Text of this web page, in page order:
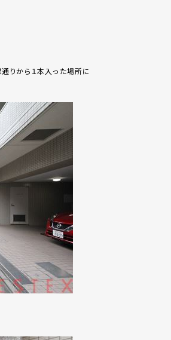
りから１本入った場所に